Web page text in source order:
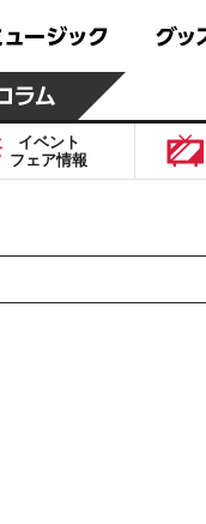
イベント
フェア情報